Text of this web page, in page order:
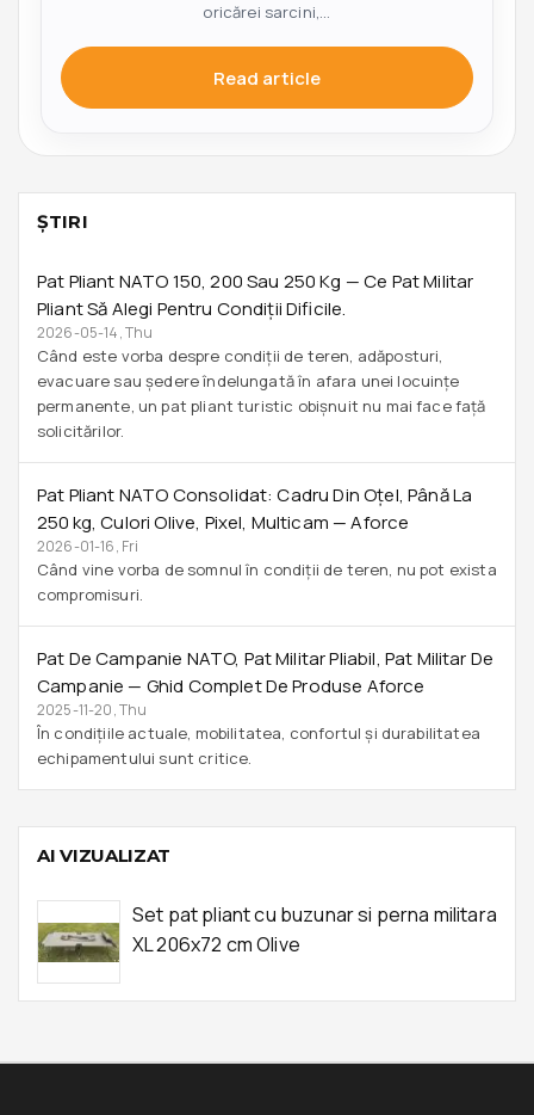
oricărei sarcini,...
Read article
ŞTIRI
Pat Pliant NATO 150, 200 Sau 250 Kg — Ce Pat Militar
Pliant Să Alegi Pentru Condiții Dificile.
2026-05-14, Thu
Când este vorba despre condiții de teren, adăposturi,
evacuare sau ședere îndelungată în afara unei locuințe
permanente, un pat pliant turistic obișnuit nu mai face față
solicitărilor.
Pat Pliant NATO Consolidat: Cadru Din Oțel, Până La
250 Kg, Culori Olive, Pixel, Multicam — Aforce
2026-01-16, Fri
Când vine vorba de somnul în condiții de teren, nu pot exista
compromisuri.
Pat De Campanie NATO, Pat Militar Pliabil, Pat Militar De
Campanie — Ghid Complet De Produse Aforce
2025-11-20, Thu
În condițiile actuale, mobilitatea, confortul și durabilitatea
echipamentului sunt critice.
AI VIZUALIZAT
Set pat pliant cu buzunar si perna militara
XL 206x72 cm Olive